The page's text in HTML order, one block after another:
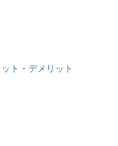
ト・デメリット